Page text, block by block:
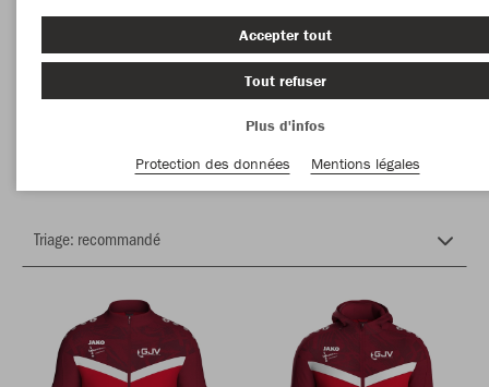
PLUS DE FILTRES
Accepter tout
Tout refuser
Plus d'infos
Protection des données
Mentions légales